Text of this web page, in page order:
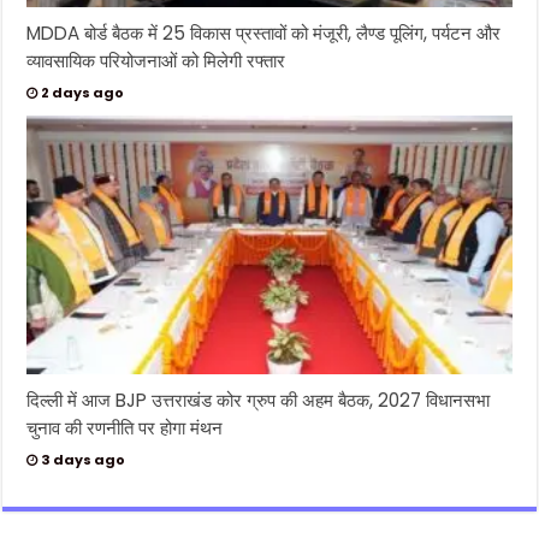
MDDA बोर्ड बैठक में 25 विकास प्रस्तावों को मंजूरी, लैण्ड पूलिंग, पर्यटन और
व्यावसायिक परियोजनाओं को मिलेगी रफ्तार
2 days ago
दिल्ली में आज BJP उत्तराखंड कोर ग्रुप की अहम बैठक, 2027 विधानसभा
चुनाव की रणनीति पर होगा मंथन
3 days ago